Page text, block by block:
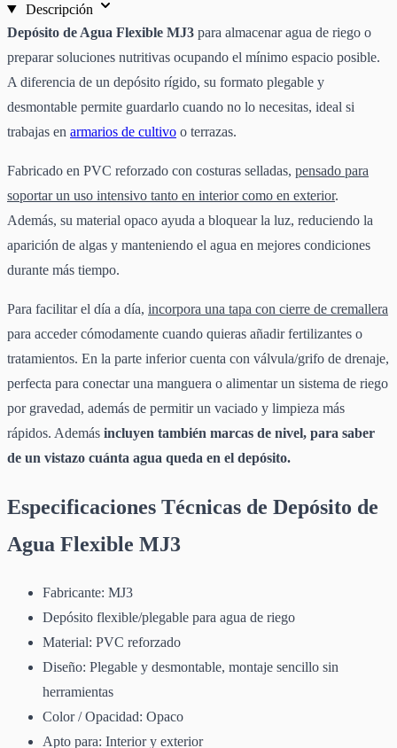
Descripción
Depósito de Agua Flexible MJ3 para almacenar agua de riego o
preparar soluciones nutritivas ocupando el mínimo espacio posible.
A diferencia de un depósito rígido, su formato plegable y
desmontable permite guardarlo cuando no lo necesitas, ideal si
trabajas en armarios de cultivo o terrazas.
Fabricado en PVC reforzado con costuras selladas, pensado para
soportar un uso intensivo tanto en interior como en exterior.
Además, su material opaco ayuda a bloquear la luz, reduciendo la
aparición de algas y manteniendo el agua en mejores condiciones
durante más tiempo.
Para facilitar el día a día, incorpora una tapa con cierre de cremallera
para acceder cómodamente cuando quieras añadir fertilizantes o
tratamientos. En la parte inferior cuenta con válvula/grifo de drenaje,
perfecta para conectar una manguera o alimentar un sistema de riego
por gravedad, además de permitir un vaciado y limpieza más
rápidos. Además incluyen también marcas de nivel, para saber
de un vistazo cuánta agua queda en el depósito.
Especificaciones Técnicas de Depósito de
Agua Flexible MJ3
Fabricante: MJ3
Depósito flexible/plegable para agua de riego
Material: PVC reforzado
Diseño: Plegable y desmontable, montaje sencillo sin
herramientas
Color / Opacidad: Opaco
Apto para: Interior y exterior